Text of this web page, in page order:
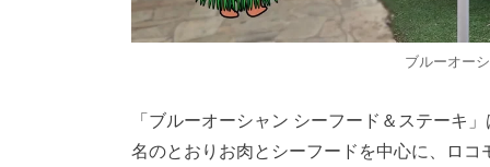
ブルーオー
「ブルーオーシャン シーフード＆ステーキ
名のとおりお肉とシーフードを中心に、ロ